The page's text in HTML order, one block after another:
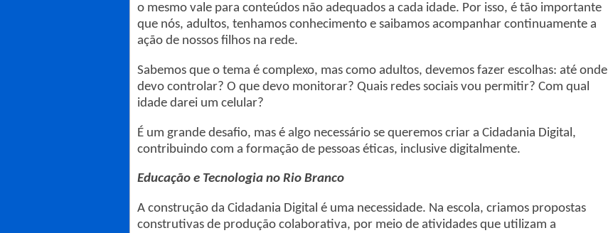
o mesmo vale para conteúdos não adequados a cada idade. Por isso, é tão importante
que nós, adultos, tenhamos conhecimento e saibamos acompanhar continuamente a
ação de nossos filhos na rede.
Sabemos que o tema é complexo, mas como adultos, devemos fazer escolhas: até onde
devo controlar? O que devo monitorar? Quais redes sociais vou permitir? Com qual
idade darei um celular?
É um grande desafio, mas é algo necessário se queremos criar a Cidadania Digital,
contribuindo com a formação de pessoas éticas, inclusive digitalmente.
Educação e Tecnologia no Rio Branco
A construção da Cidadania Digital é uma necessidade. Na escola, criamos propostas
construtivas de produção colaborativa, por meio de atividades que utilizam a